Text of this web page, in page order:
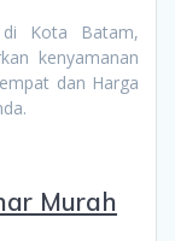
di Kota Batam,
kenyamanan
dan Harga
Murah